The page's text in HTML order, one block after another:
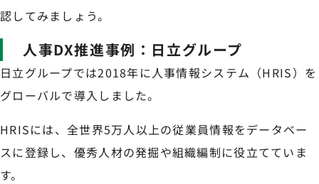
認してみましょう。
人事DX推進事例：日立グループ
日立グループでは2018年に人事情報システム（HRIS）を
グローバルで導入しました。
HRISには、全世界5万人以上の従業員情報をデータベー
スに登録し、優秀人材の発掘や組織編制に役立てていま
す。